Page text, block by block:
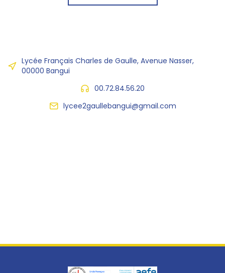
Lycée Français Charles de Gaulle, Avenue Nasser,
00000 Bangui
00.72.84.56.20
lycee2gaullebangui@gmail.com